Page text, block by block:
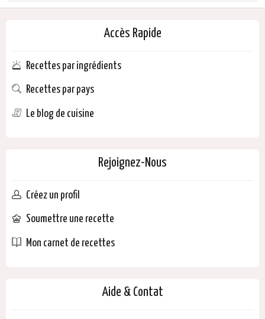
Accès Rapide
Recettes par ingrédients
Recettes par pays
Le blog de cuisine
Rejoignez-Nous
Créez un profil
Soumettre une recette
Mon carnet de recettes
Aide & Contat